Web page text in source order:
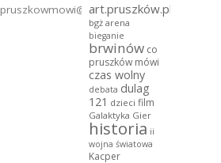
pruszkowmowi@gmail.com
art.pruszków.pl
bgż arena
bieganie
brwinów co
pruszków mówi
czas wolny
debata dulag
121 dzieci film
Galaktyka Gier
historia ii
wojna światowa
Kacper